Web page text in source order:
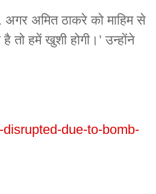
अमित ठाकरे को माहिम से
तो हमें खुशी होगी।’ उन्होंने
due-to-bomb-